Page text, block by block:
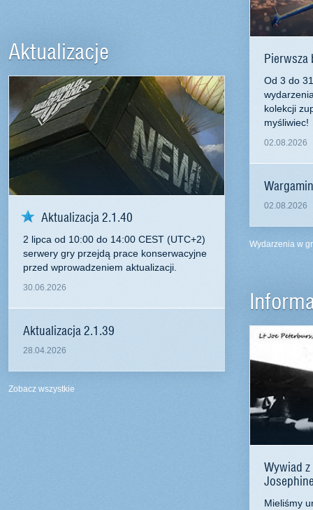
Aktualizacje
Aktualizacja 2.1.40
2 lipca od 10:00 do 14:00 CEST (UTC+2)
serwery gry przejdą prace konserwacyjne
przed wprowadzeniem aktualizacji.
30.06.2026
Aktualizacja 2.1.39
28.04.2026
Zobacz wszystkie
Od 3 do
kolekcji
myśliwiec!
02.08.2026
02.08.2026
Wydarzenia w
Wywiad
Mieliśmy